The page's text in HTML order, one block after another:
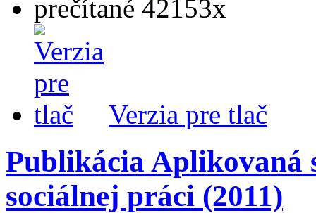
prečítané 42153x
Verzia pre tlač
Publikácia Aplikovaná
sociálnej práci (2011)